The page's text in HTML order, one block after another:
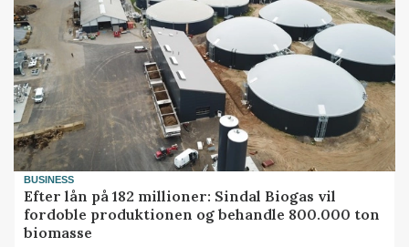
BUSINESS
Efter lån på 182 millioner: Sindal Biogas vil
fordoble produktionen og behandle 800.000 ton
biomasse